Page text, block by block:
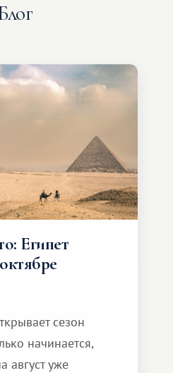
Египет
сезон
начинается,
август уже